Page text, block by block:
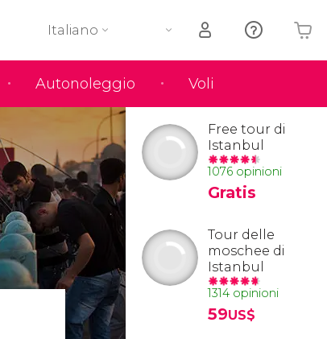
Autonoleggio Voli
Italiano
Il tuo carrello è vuoto
Free tour di
Istanbul
1076 opinioni
Gratis
Tour delle
moschee di
Istanbul
1314 opinioni
59US$